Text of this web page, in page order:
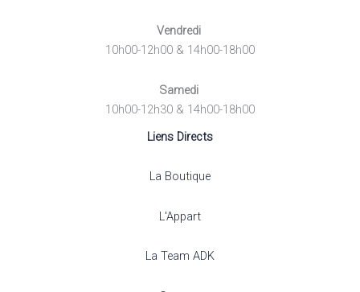
Vendredi
10h00-12h00 & 14h00-18h00
Samedi
10h00-12h30 & 14h00-18h00
Liens Directs
La Boutique
L'Appart
La Team ADK